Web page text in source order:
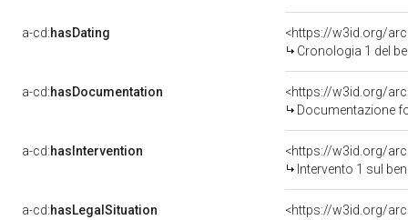
a-cd:hasDating
<https://w3id.org/
Cronologia 1 del
a-cd:hasDocumentation
Documentazione
a-cd:hasIntervention
<https://w3id.org/
Intervento 1 sul
a-cd:hasLegalSituation
<https://w3id.org/